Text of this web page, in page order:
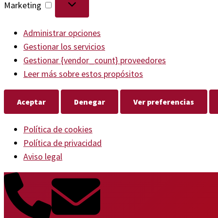
Marketing
Administrar opciones
Gestionar los servicios
Gestionar {vendor_count} proveedores
Leer más sobre estos propósitos
Aceptar Denegar Ver preferencias
Política de cookies
Política de privacidad
Aviso legal